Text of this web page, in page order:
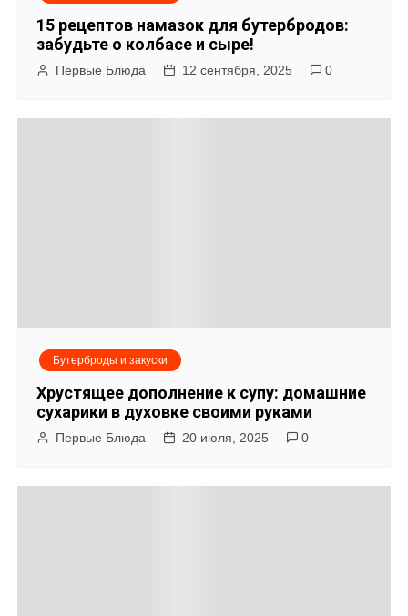
15 рецептов намазок для бутербродов:
забудьте о колбасе и сыре!
Первые Блюда 12 сентября, 2025 0
Бутерброды и закуски
Хрустящее дополнение к супу: домашние
сухарики в духовке своими руками
Первые Блюда 20 июля, 2025 0